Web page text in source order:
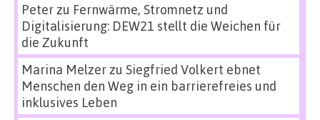
Peterzu Fernwärme, Stromnetz und
Digitalisierung: DEW21 stellt die Weichen für
die Zukunft
Marina Melzerzu Siegfried Volkert ebnet
Menschen den Weg in ein barrierefreies und
inklusives Leben